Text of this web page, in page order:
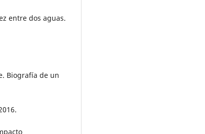
entre dos aguas.
Biografía de un